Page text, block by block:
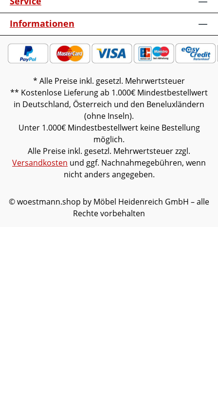
ist vormontiert (Restmontage kann
erforderlich sein).Farben können auf
verschiedenen Bildschirmen abweichen.
Deko oder andere Beimöbel sind nicht
enthalten. Abbildung kann abweichen.
Informationen
* Alle Preise inkl. gesetzl. Mehrwertsteuer
** Kostenlose Lieferung ab 1.000€ Mindestbestellwert
in Deutschland, Österreich und den Beneluxländern
(ohne Inseln).
Unter 1.000€ Mindestbestellwert keine Bestellung
möglich.
Alle Preise inkl. gesetzl. Mehrwertsteuer zzgl.
Versandkosten und ggf. Nachnahmegebühren, wenn
nicht anders angegeben.
© woestmann.shop by Möbel Heidenreich GmbH – alle
Rechte vorbehalten